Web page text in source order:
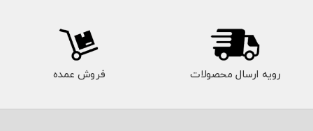
رویه ارسال محصولات فروش عمده